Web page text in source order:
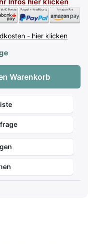
- hier klicken
S3100 BK Schwarz
Warenkorb